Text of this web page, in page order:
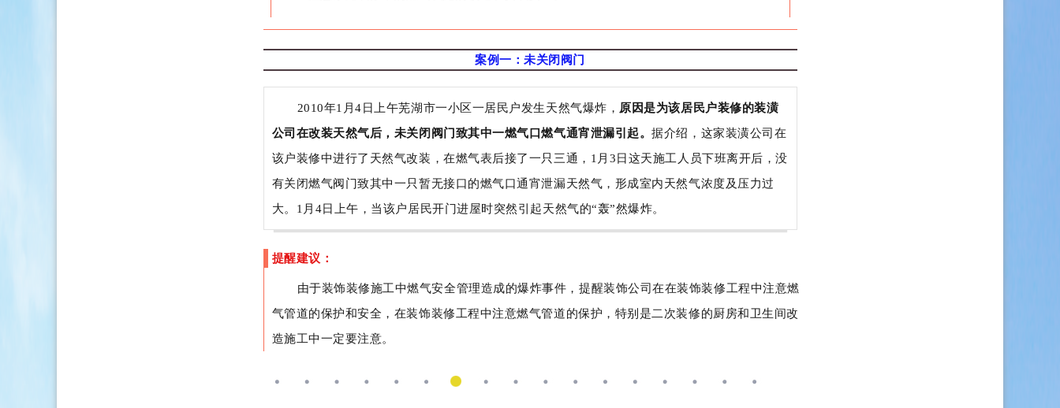
案例一：未关闭阀门
2010年1月4日上午芜湖市一小区一居民户发生天然气爆炸， 原因是为该居民户装修的装潢
公司在改装天然气后，未关闭阀门致其中一燃气口燃气通宵泄漏引起。据介绍，这家装潢公司在
该户装修中进行了天然气改装，在燃气表后接了一只三通，1月3日这天施工人员下班离开后，没
有关闭燃气阀门致其中一只暂无接口的燃气口通宵泄漏天然气，形成室内天然气浓度及压力过
大。1月4日上午，当该户居民开门进屋时突然引起天然气的“轰”然爆炸。
提醒建议：
由于装饰装修施工中燃气安全管理造成的爆炸事件，提醒装饰公司在在装饰装修工程中注意燃
气管道的保护和安全，在装饰装修工程中注意燃气管道的保护，特别是二次装修的厨房和卫生间改
造施工中一定要注意。